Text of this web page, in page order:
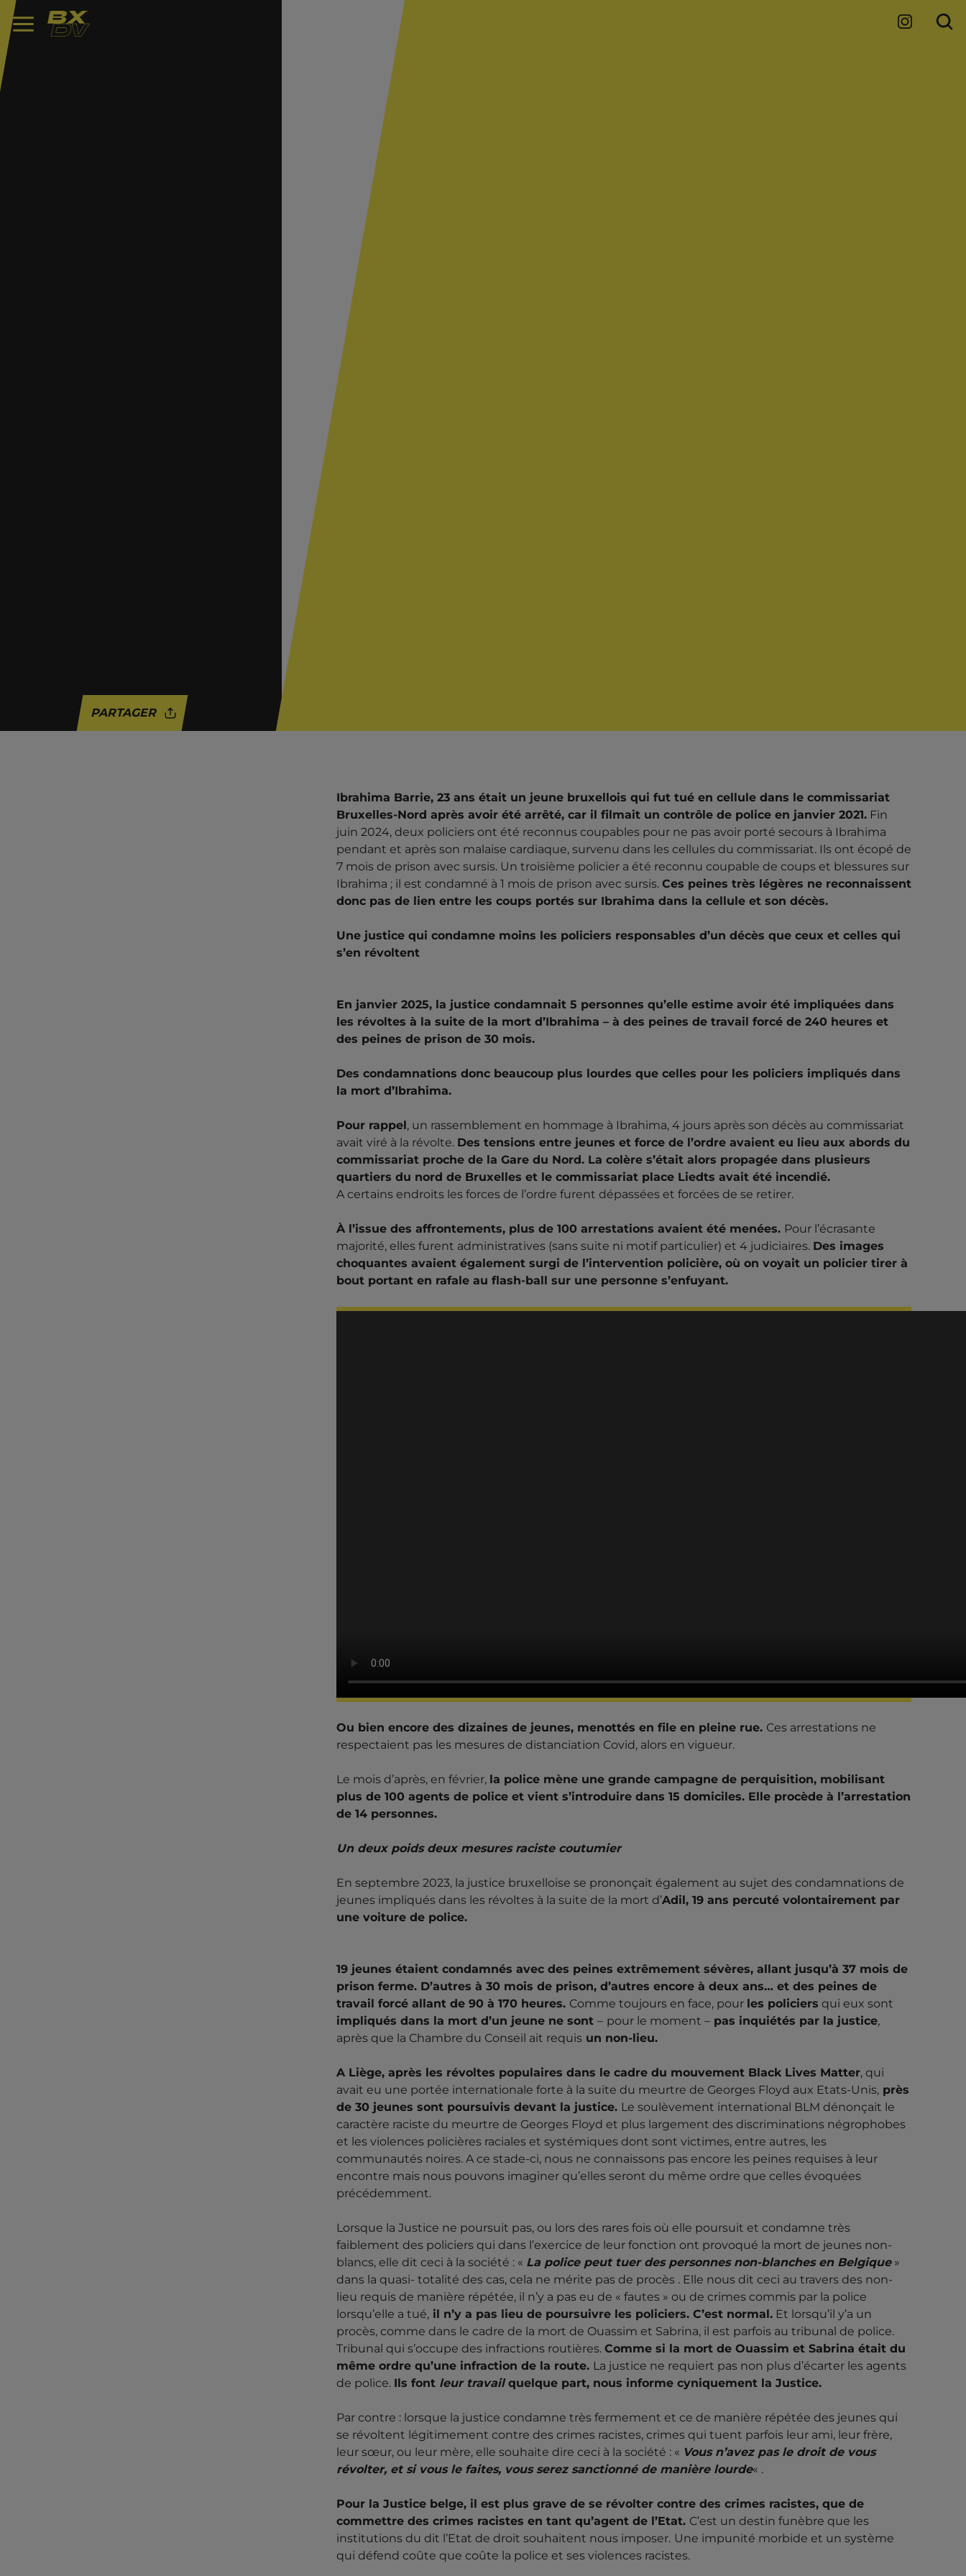
5 PERSONNES CONDAMNÉES
POUR LES ÉMEUTES APRÈS LA
MORT D’IBRAHIMA EN CELLULE –
SYMPTÔME D’UNE JUSTICE QUI
PROTÈGE UN SYSTÈME
18 MARS 2025 - Ibrahima Barrie, 23 ans était un jeune bruxellois qui fut tué en cellule dans le
commissariat Bruxelles-Nord après avoir été arrêté, car il filmait un contrôle de police en janvier
Ibrahima pendant et...
PARTAGER
Ibrahima Barrie, 23 ans était un jeune bruxellois qui fut tué en cellule dans le commissariat
Bruxelles-Nord après avoir été arrêté, car il filmait un contrôle de police en janvier 2021. Fin
juin 2024, deux policiers ont été reconnus coupables pour ne pas avoir porté secours à Ibrahima
pendant et après son malaise cardiaque, survenu dans les cellules du commissariat. Ils ont écopé de
7 mois de prison avec sursis. Un troisième policier a été reconnu coupable de coups et blessures sur
Ibrahima ; il est condamné à 1 mois de prison avec sursis.Ces peines très légères ne reconnaissent
donc pas de lien entre les coups portés sur Ibrahima dans la cellule et son décès.
Une justice qui condamne moins les policiers responsables d’un décès que ceux et celles qui
s’en révoltent
En janvier 2025, la justice condamnait 5 personnes qu’elle estime avoir été impliquées dans
les révoltes à la suite de la mort d’Ibrahima – à des peines de travail forcé de 240 heures et
des peines de prison de 30 mois.
Des condamnations donc beaucoup plus lourdes que celles pour les policiers impliqués dans
la mort d’Ibrahima.
Pour rappel, un rassemblement en hommage à Ibrahima, 4 jours après son décès au commissariat
avait viré à la révolte. Des tensions entre jeunes et force de l’ordre avaient eu lieu aux abords du
commissariat proche de la Gare du Nord. La colère s’était alors propagée dans plusieurs
quartiers du nord de Bruxelles et le commissariat place Liedts avait été incendié.
A certains endroits les forces de l’ordre furent dépassées et forcées de se retirer.
À l’issue des affrontements, plus de 100 arrestations avaient été menées. Pour l’écrasante
majorité, elles furent administratives (sans suite ni motif particulier) et 4 judiciaires. Des images
choquantes avaient également surgi de l’intervention policière, où on voyait un policier tirer à
bout portant en rafale au flash-ball sur une personne s’enfuyant.
Ou bien encore des dizaines de jeunes, menottés en file en pleine rue. Ces arrestations ne
respectaient pas les mesures de distanciation Covid, alors en vigueur.
Le mois d’après, en février, la police mène une grande campagne de perquisition, mobilisant
plus de 100 agents de police et vient s’introduire dans 15 domiciles. Elle procède à l’arrestation
de 14 personnes.
Un deux poids deux mesures raciste coutumier
En septembre 2023, la justice bruxelloise se prononçait également au sujet des condamnations de
jeunes impliqués dans les révoltes à la suite de la mort d’Adil, 19 ans percuté volontairement par
une voiture de police.
19 jeunes étaient condamnés avec des peines extrêmement sévères, allant jusqu’à 37 mois de
prison ferme. D’autres à 30 mois de prison, d’autres encore à deux ans… et des peines de
travail forcé allant de 90 à 170 heures. Comme toujours en face, pour les policiers qui eux sont
impliqués dans la mort d’un jeune ne sont– pour le moment – pas inquiétés par la justice,
après que la Chambre du Conseil ait requis un non-lieu.
A Liège, après les révoltes populaires dans le cadre du mouvement Black Lives Matter, qui
avait eu une portée internationale forte à la suite du meurtre de Georges Floyd aux Etats-Unis, près
de 30 jeunes sont poursuivis devant la justice. Le soulèvement international BLM dénonçait le
caractère raciste du meurtre de Georges Floyd et plus largement des discriminations négrophobes
et les violences policières raciales et systémiques dont sont victimes, entre autres, les
communautés noires. A ce stade-ci, nous ne connaissons pas encore les peines requises à leur
encontre mais nous pouvons imaginer qu’elles seront du même ordre que celles évoquées
précédemment.
Lorsque la Justice ne poursuit pas, ou lors des rares fois où elle poursuit et condamne très
faiblement des policiers qui dans l’exercice de leur fonction ont provoqué la mort de jeunes non-
blancs, elle dit ceci à la société : « La police peut tuer des personnes non-blanches en Belgique»
dans la quasi- totalité des cas, cela ne mérite pas de procès . Elle nous dit ceci au travers des non-
lieu requis de manière répétée, il n’y a pas eu de « fautes » ou de crimes commis par la police
lorsqu’elle a tué, il n’y a pas lieu de poursuivre les policiers. C’est normal. Et lorsqu’il y’a un
procès, comme dans le cadre de la mort de Ouassim et Sabrina, il est parfois au tribunal de police.
Tribunal qui s’occupe des infractions routières.Comme si la mort de Ouassim et Sabrina était du
même ordre qu’une infraction de la route. La justice ne requiert pas non plus d’écarter les agents
de police. Ils font leur travailquelque part, nous informe cyniquement la Justice.
Par contre : lorsque la justice condamne très fermement et ce de manière répétée des jeunes qui
se révoltent légitimement contre des crimes racistes, crimes qui tuent parfois leur ami, leur frère,
leur sœur, ou leur mère, elle souhaite dire ceci à la société : « Vous n’avez pas le droit de vous
révolter, et si vous le faites, vous serez sanctionné de manière lourde« .
Pour la Justice belge, il est plus grave de se révolter contre des crimes racistes, que de
commettre des crimes racistes en tant qu’agent de l’Etat. C’est un destin funèbre que les
institutions du dit l’Etat de droit souhaitent nous imposer. Une impunité morbide et un système
qui défend coûte que coûte la police et ses violences racistes.